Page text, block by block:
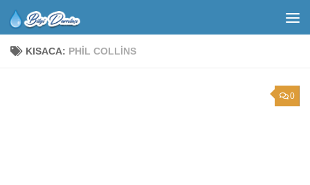
KISACA: PHIL COLLINS
0